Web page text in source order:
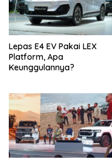
Lepas E4 EV Pakai LEX
Platform, Apa
Keunggulannya?